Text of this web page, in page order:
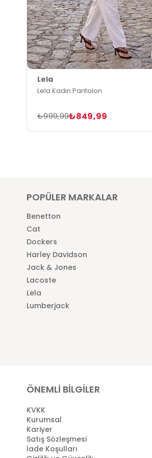
Lela
Lela Kadın Pantolon
₺849,99
₺999,99
POPÜLER MARKALAR
Benetton
Cat
Dockers
Harley Davidson
Jack & Jones
Lacoste
Lela
Lumberjack
ÖNEMLİ BİLGİLER
KVKK
Kurumsal
Kariyer
Satış Sözleşmesi
İade Koşulları